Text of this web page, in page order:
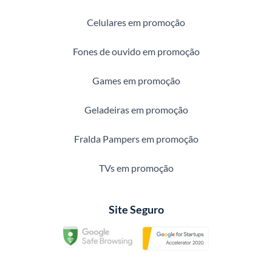
Celulares em promoção
Fones de ouvido em promoção
Games em promoção
Geladeiras em promoção
Fralda Pampers em promoção
TVs em promoção
Site Seguro